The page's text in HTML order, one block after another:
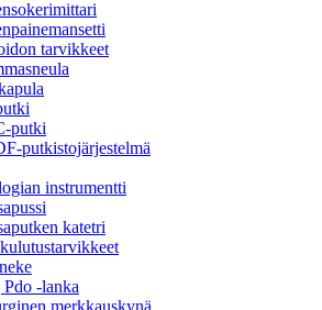
tarvikkeet
putki
putkistojärjestelmä
instrumentti
katetri
-lanka
merkkauskynä